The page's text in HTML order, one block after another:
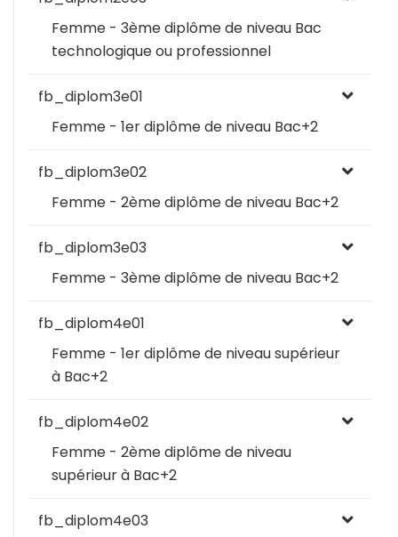
Femme - 3ème diplôme de niveau Bac
technologique ou professionnel
fb_diplom3e01
Femme - 1er diplôme de niveau Bac+2
fb_diplom3e02
Femme - 2ème diplôme de niveau Bac+2
fb_diplom3e03
Femme - 3ème diplôme de niveau Bac+2
fb_diplom4e01
Femme - 1er diplôme de niveau supérieur
à Bac+2
fb_diplom4e02
Femme - 2ème diplôme de niveau
supérieur à Bac+2
fb_diplom4e03